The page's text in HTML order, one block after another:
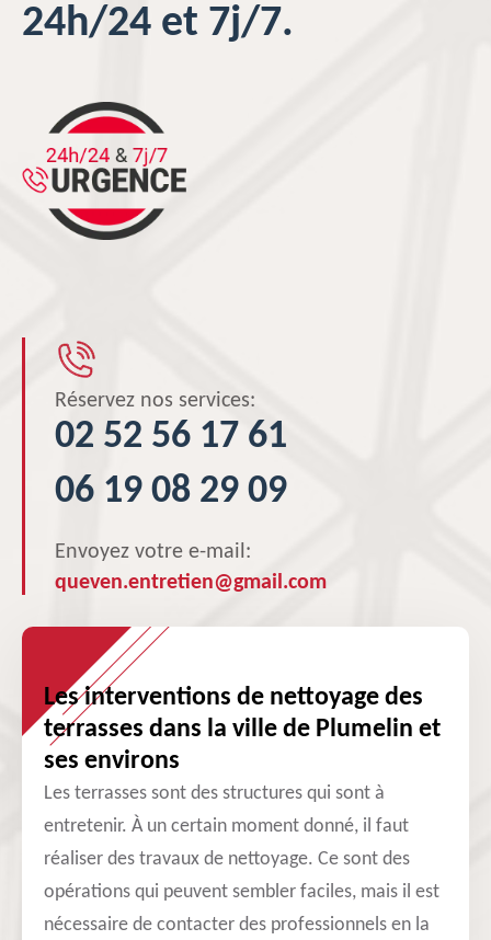
24h/24 et 7j/7.
Réservez nos services:
02 52 56 17 61
06 19 08 29 09
Envoyez votre e-mail:
queven.entretien@gmail.com
Les interventions de nettoyage des
terrasses dans la ville de Plumelin et
ses environs
Les terrasses sont des structures qui sont à
entretenir. À un certain moment donné, il faut
réaliser des travaux de nettoyage. Ce sont des
opérations qui peuvent sembler faciles, mais il est
nécessaire de contacter des professionnels en la